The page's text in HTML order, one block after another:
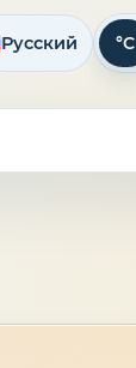
Русский °C